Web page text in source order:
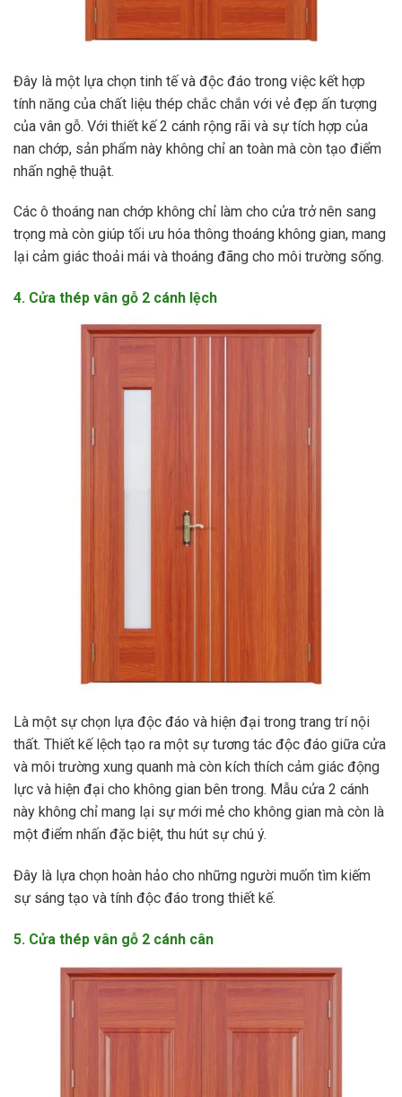
Đây là một lựa chọn tinh tế và độc đáo trong việc kết hợp
tính năng của chất liệu thép chắc chắn với vẻ đẹp ấn tượng
của vân gỗ. Với thiết kế 2 cánh rộng rãi và sự tích hợp của
nan chớp, sản phẩm này không chỉ an toàn mà còn tạo điểm
nhấn nghệ thuật.
Các ô thoáng nan chớp không chỉ làm cho cửa trở nên sang
trọng mà còn giúp tối ưu hóa thông thoáng không gian, mang
lại cảm giác thoải mái và thoáng đãng cho môi trường sống.
4. Cửa thép vân gỗ 2 cánh lệch
Là một sự chọn lựa độc đáo và hiện đại trong trang trí nội
thất. Thiết kế lệch tạo ra một sự tương tác độc đáo giữa cửa
và môi trường xung quanh mà còn kích thích cảm giác động
lực và hiện đại cho không gian bên trong. Mẫu cửa 2 cánh
này không chỉ mang lại sự mới mẻ cho không gian mà còn là
một điểm nhấn đặc biệt, thu hút sự chú ý.
Đây là lựa chọn hoàn hảo cho những người muốn tìm kiếm
sự sáng tạo và tính độc đáo trong thiết kế.
5. Cửa thép vân gỗ 2 cánh cân